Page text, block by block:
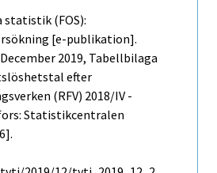
statistik (FOS):
[e-publikation].
December 2019, Tabellbilaga
efter
(RFV) 2018/IV -
Statistikcentralen